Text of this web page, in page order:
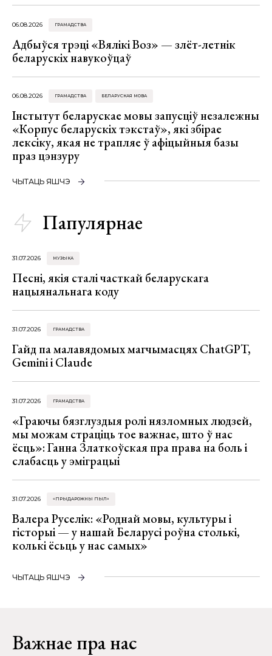
06.08.2026 ГРАМАДСТВА
Адбыўся трэці «Вялікі Воз» — злёт-летнік
беларускіх навукоўцаў
06.08.2026 ГРАМАДСТВА БЕЛАРУСКАЯ МОВА
Інстытут беларускае мовы запусціў незалежны
«Корпус беларускіх тэкстаў», які збірае
лексіку, якая не трапляе ў афіцыйныя базы
праз цэнзуру
ЧЫТАЦЬ ЯШЧЭ
Папулярнае
31.07.2026 МУЗЫКА
Песні, якія сталі часткай беларускага
нацыянальнага коду
31.07.2026 ГРАМАДСТВА
Гайд па малавядомых магчымасцях ChatGPT,
Gemini і Claude
31.07.2026 ГРАМАДСТВА
«Граючы бязглуздыя ролі нязломных людзей,
мы можам страціць тое важнае, што ў нас
ёсць»: Ганна Златкоўская пра права на боль і
слабасць у эміграцыі
31.07.2026 «ПРЫДАРОЖНЫ ПЫЛ»
Валера Руселік: «Роднай мовы, культуры і
гісторыі — у нашай Беларусі роўна столькі,
колькі ёсьць у нас самых»
ЧЫТАЦЬ ЯШЧЭ
Важнае пра нас